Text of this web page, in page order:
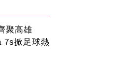
聚高雄
7s掀足球熱